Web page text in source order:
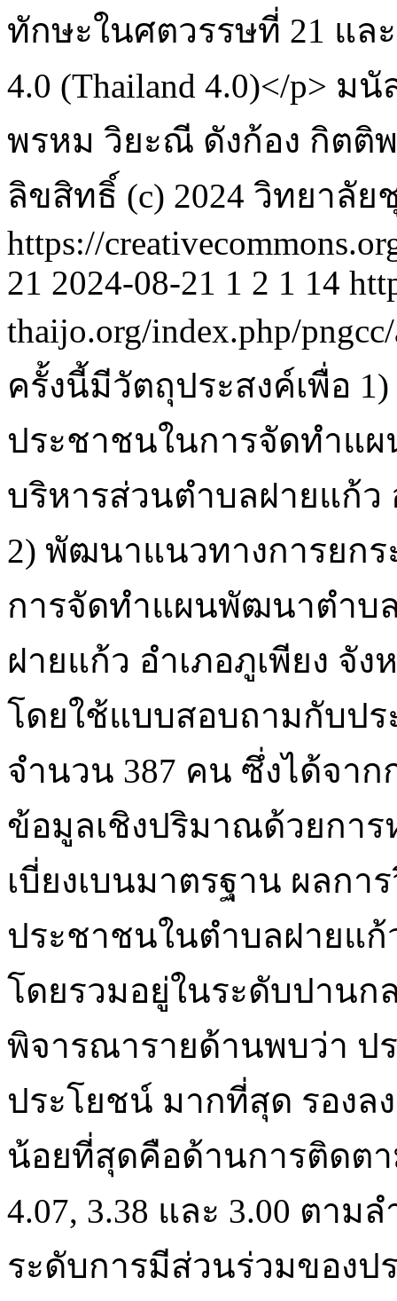
ทักษะในศตวรรษที่ 21 แล
4.0 (Thailand 4.0)</p> มนั
พรหม วิยะณี ดังก้อง กิตติ
ลิขสิทธิ์ (c) 2024 วิทยาลั
https://
21 2024-08-21 1 2 1 14
thaijo.org/index.php/
ครั้งนี้มีวัตถุประสงค์เพื่อ
ประชาชนในการจัดทำแ
บริหารส่วนตำบลฝายแก้ว
2) พัฒนาแนวทางการยก
การจัดทำแผนพัฒนาตำบ
ฝายแก้ว อำเภอภูเพียง จั
โดยใช้แบบสอบถามกับป
จำนวน 387 คน ซึ่งได้จา
ข้อมูลเชิงปริมาณด้วยการ
เบี่ยงเบนมาตรฐาน ผลกา
ประชาชนในตำบลฝายแ
โดยรวมอยู่ในระดับปานก
พิจารณารายด้านพบว่า ป
ประโยชน์ มากที่สุด รองล
น้อยที่สุดคือด้านการติดตา
4.07, 3.38 และ 3.00 ตาม
ระดับการมีส่วนร่วมของ